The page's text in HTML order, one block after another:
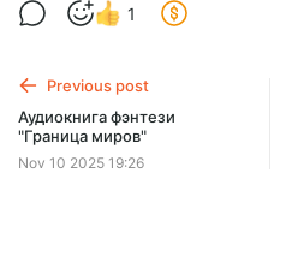
1
Previous post
Аудиокнига фэнтези
"Граница миров"
Nov 10 2025 19:26